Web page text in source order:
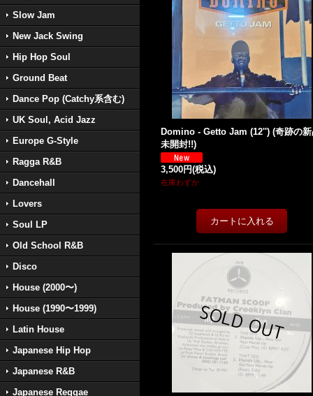
Slow Jam
New Jack Swing
Hip Hop Soul
Ground Beat
Dance Pop (Catchy系含む)
UK Soul, Acid Jazz
Europe G-Style
Ragga R&B
Dancehall
Lovers
Soul LP
Old School R&B
Disco
House (2000〜)
House (1990〜1999)
Latin House
Japanese Hip Hop
Japanese R&B
Japanese Reggae
Domino - Getto Jam (12'') (奇跡の新
未開封!!)
3,500円(税込)
在庫わずか